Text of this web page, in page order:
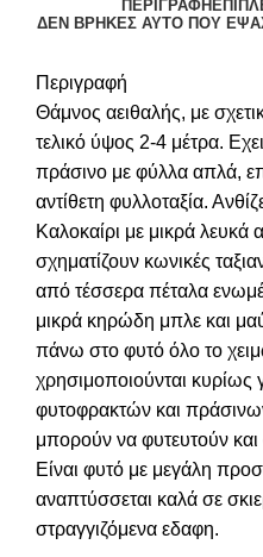
ΠΕΡΙΓΡΑΦΉ
ΔΕΝ ΒΡΉΚΕΣ ΑΥΤΌ ΠΟΥ
Περιγραφή
Θάμνος αειθαλής, με
τελικό ύψος 2-4 μέτρα.
πράσινο με φύλλα απλά,
αντίθετη φυλλοταξία.
Καλοκαίρι με μικρά
σχηματίζουν κωνικές
από τέσσερα πέταλα
μικρά κηρώδη μπλε και
πάνω στο φυτό όλο το
χρησιμοποιούνται κυρίως
φυτοφρακτών και
μπορούν να φυτευτούν
Είναι φυτό με μεγάλη
αναπτύσσεται καλά σε
στραγγιζόμενα εδαφη.